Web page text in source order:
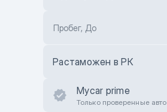
Пробег, До
Растаможен в РК
Mycar prime
Только проверенные авто